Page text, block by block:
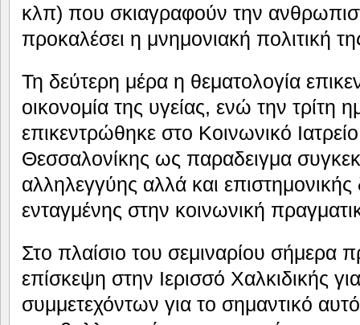
κλπ) που σκιαγραφούν την
προκαλέσει η μνημονιακή πολιτική
Τη δεύτερη μέρα η θεματολογία
οικονομία της υγείας, ενώ την τρίτη
επικεντρώθηκε στο Κοινωνικό
Θεσσαλονίκης ως παραδειγμα
αλληλεγγύης αλλά και επιστημονικής
ενταγμένης στην κοινωνική
Στο πλαίσιο του σεμιναρίου σήμερα
επίσκεψη στην Ιερισσό Χαλκιδικής
συμμετεχόντων για το σημαντικό